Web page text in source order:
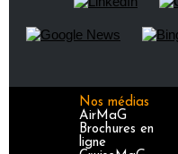
Nos médias
AirMaG
Brochures en
ligne